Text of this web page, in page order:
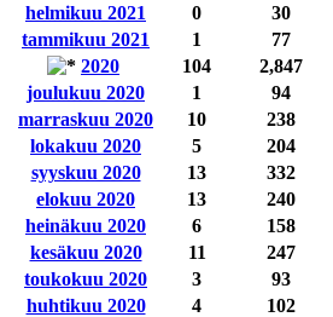
helmikuu 2021
0 30
tammikuu 2021
1 77
2020
104 2,847
joulukuu 2020
1 94
marraskuu 2020
10 238
lokakuu 2020
5 204
syyskuu 2020
13 332
elokuu 2020
13 240
heinäkuu 2020
6 158
kesäkuu 2020
11 247
toukokuu 2020
3 93
huhtikuu 2020
4 102